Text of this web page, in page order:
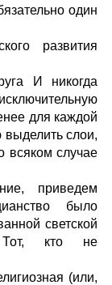
один
развития
И никогда
для каждой
слои,
всяком случае
приведем
было
светской
Тот, кто не
(или,